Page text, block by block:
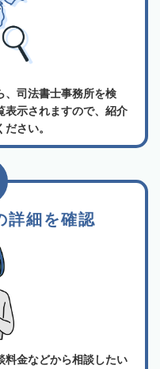
、司法書士事務所を検
表示されますので、紹介
さい。
詳細を確認
料金などから相談したい